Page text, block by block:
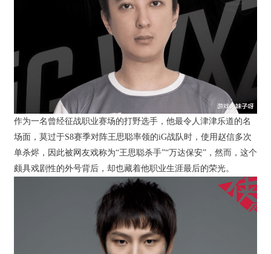
作为一名曾经征战职业赛场的打野选手，他最令人津津乐道的名
场面，莫过于S8赛季对阵王思聪率领的iG战队时，使用赵信多次
单杀烬，因此被网友戏称为“王思聪杀手”“万达保安”，然而，这个
颇具戏剧性的外号背后，却也藏着他职业生涯最后的荣光。